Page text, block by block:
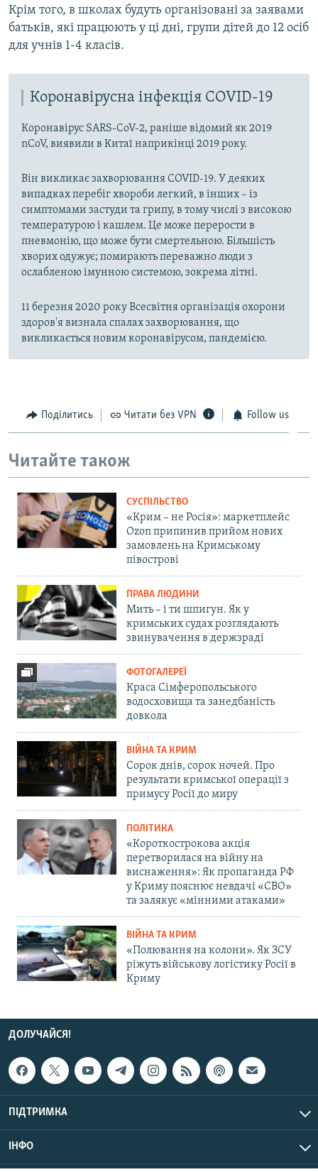
Крім того, в школах будуть організовані за заявами
батьків, які працюють у ці дні, групи дітей до 12 осіб
для учнів 1-4 класів.
Коронавірусна інфекція COVID-19
Коронавірус SARS-CoV-2, раніше відомий як 2019
nCoV, виявили в Китаї наприкінці 2019 року.
Він викликає захворювання COVID-19. У деяких
випадках перебіг хвороби легкий, в інших – із
симптомами застуди та грипу, в тому числі з високою
температурою і кашлем. Це може перерости в
пневмонію, що може бути смертельною. Більшість
хворих одужує; помирають переважно люди з
ослабленою імунною системою, зокрема літні.
11 березня 2020 року Всесвітня організація охорони
здоров'я визнала спалах захворювання, що
викликається новим коронавірусом, пандемією.
Поділитись Читати без VPN Follow us
Читайте також
СУСПІЛЬСТВО
«Крим – не Росія»: маркетплейс
Ozon припинив прийом нових
замовлень на Кримському
півострові
ПРАВА ЛЮДИНИ
Мить – і ти шпигун. Як у
кримських судах розглядають
звинувачення в держзраді
ФОТОГАЛЕРЕЇ
Краса Сімферопольського
водосховища та занедбаність
довкола
ВІЙНА ТА КРИМ
Сорок днів, сорок ночей. Про
результати кримської операції з
примусу Росії до миру
ПОЛІТИКА
«Короткострокова акція
перетворилася на війну на
виснаження»: Як пропаганда РФ
у Криму пояснює невдачі «СВО»
та залякує «мінними атаками»
ВІЙНА ТА КРИМ
«Полювання на колони». Як ЗСУ
ріжуть військову логістику Росії в
Криму
ДОЛУЧАЙСЯ!
ПІДТРИМКА
ІНФО